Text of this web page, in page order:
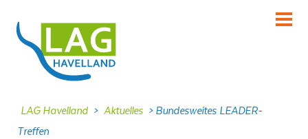
KENNENLERNEN
INFORMIEREN
LAG Havelland > Aktuelles > Bundesweites LEADER-
Treffen